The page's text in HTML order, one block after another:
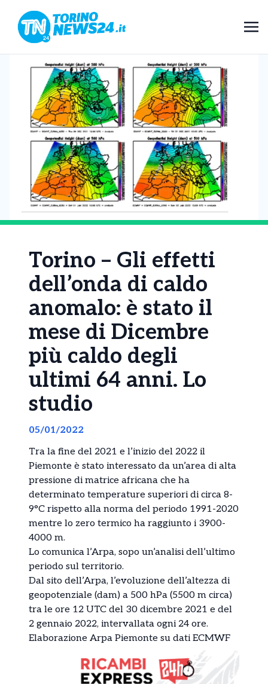
Torino – Gli effetti
dell’onda di caldo
anomalo: è stato il
mese di Dicembre
più caldo degli
ultimi 64 anni. Lo
studio
05/01/2022
Tra la fine del 2021 e l’inizio del 2022 il
Piemonte è stato interessato da un’area di alta
pressione di matrice africana che ha
determinato temperature superiori di circa 8-
9°C rispetto alla norma del periodo 1991-2020
mentre lo zero termico ha raggiunto i 3900-
4000 m.
Lo comunica l’Arpa, sopo un’analisi dell’ultimo
periodo sul territorio.
Dal sito dell’Arpa, l’evoluzione dell’altezza di
geopotenziale (dam) a 500 hPa (5500 m circa)
tra le ore 12 UTC del 30 dicembre 2021 e del
2 gennaio 2022, intervallata ogni 24 ore.
Elaborazione Arpa Piemonte su dati ECMWF